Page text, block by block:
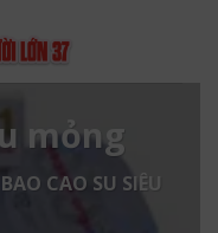
mỏng
BAO CAO SU SIÊU